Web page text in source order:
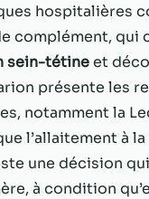
hospitalières
complément, qui
sein-tétineet
présente les
notamment la
l’allaitement à
une décision
à condition